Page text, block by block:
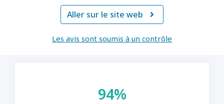
Aller sur le site web 
Les avis sont soumis à un contrôle
94%